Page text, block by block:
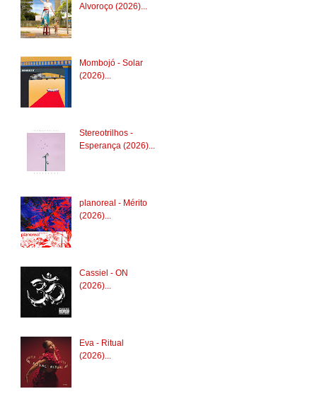
Alvoroço (2026)...
Mombojó - Solar
(2026)...
Stereotrilhos -
Esperança (2026)...
planoreal - Mérito
(2026)...
Cassiel - ON
(2026)...
Eva - Ritual
(2026)...